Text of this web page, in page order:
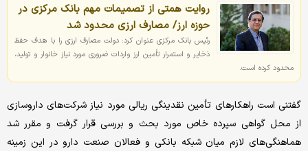
روایت همتی از تصمیمات مهم بانک مرکزی در
حوزه ارز/ مصارف ارزی محدود شد
رئیس بانک مرکزی عنوان کرد: دولت مصارف ارزی را با هدف حفظ
ذخایر و استمرار تأمین ارز واردات ضروری مورد نیاز خانوار و تولید،
محدود کرده است.
گفتنی است راهکارهای تأمین نقدینگی ریالی مورد نیاز شرکت‌های داروسازی
از محل گواهی سپرده خاص مورد بحث و بررسی قرار گرفت و مقرر شد
هماهنگی‌های لازم میان شبکه بانکی و فعالان صنعت دارو در این زمینه